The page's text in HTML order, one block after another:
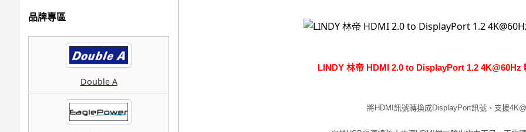
品牌專區
Double A
LINDY 林帝 HDMI 2.0 to DisplayPort 1.2 4K@60Hz
將HDMI訊號轉換成DisplayPort訊號、支援